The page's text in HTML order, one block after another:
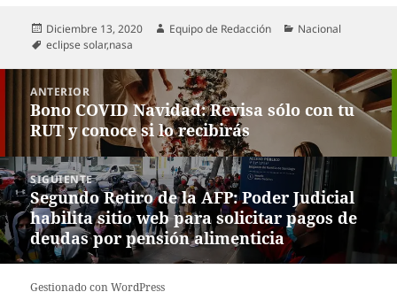
Publicado
el
Diciembre 13, 2020 Autor
Equipo de Redacción Categorías
Nacional
Etiquetas
eclipse solar,nasa
entradas
ANTERIOR
Entrada
anterior:
Bono COVID Navidad: Revisa sólo con tu
RUT y conoce si lo recibirás
SIGUIENTE
Entrada
siguiente:
Segundo Retiro de la AFP: Poder Judicial
habilita sitio web para solicitar pagos de
deudas por pensión alimenticia
Gestionado con WordPress